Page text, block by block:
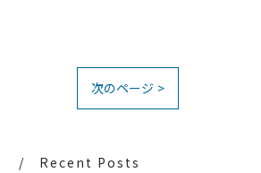
次のページ >
Recent Posts